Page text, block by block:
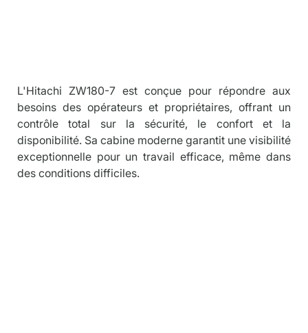
L'Hitachi ZW180-7 est conçue pour répondre aux
besoins des opérateurs et propriétaires, offrant un
contrôle total sur la sécurité, le confort et la
disponibilité. Sa cabine moderne garantit une visibilité
exceptionnelle pour un travail efficace, même dans
des conditions difficiles.